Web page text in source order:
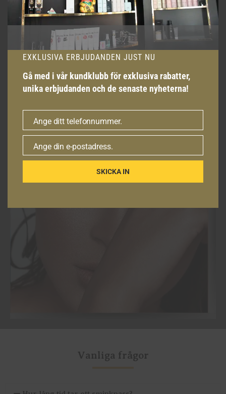
Eftervård & Resultat
Efter din makeupsession kommer du att lämna med en
perfekt, långvarig look som är perfekt för foton och
personliga evenemang. Vi ger tips på hur du underhåller
din makeup hela dagen eller natten, så att din look håller
sig fräsch och vacker i timmar.
Vanliga frågor
EXKLUSIVA ERBJUDANDEN JUST NU
Gå med i vår kundklubb för exklusiva rabatter,
unika erbjudanden och de senaste nyheterna!
Telefonnummer
Ange ditt telefonnummer.
post
Ange din e-postadress.
SKICKA IN